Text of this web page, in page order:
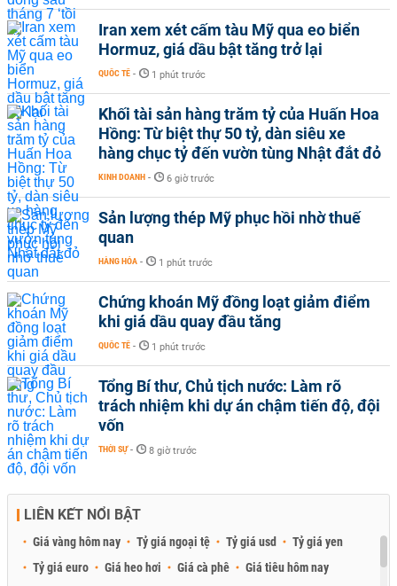
Iran xem xét cấm tàu Mỹ qua eo biển
Hormuz, giá dầu bật tăng trở lại
QUỐC TẾ - 1 phút trước
Khối tài sản hàng trăm tỷ của Huấn Hoa
Hồng: Từ biệt thự 50 tỷ, dàn siêu xe
hàng chục tỷ đến vườn tùng Nhật đắt đỏ
KINH DOANH - 6 giờ trước
Sản lượng thép Mỹ phục hồi nhờ thuế
quan
HÀNG HÓA - 1 phút trước
Chứng khoán Mỹ đồng loạt giảm điểm
khi giá dầu quay đầu tăng
QUỐC TẾ - 1 phút trước
Tổng Bí thư, Chủ tịch nước: Làm rõ
trách nhiệm khi dự án chậm tiến độ, đội
vốn
THỜI SỰ - 8 giờ trước
LIÊN KẾT NỔI BẬT
Giá vàng hôm nay Tỷ giá ngoại tệ Tỷ giá usd
Tỷ giá yen
Tỷ giá euro
Giá heo hơi Giá cà phê Giá tiêu hôm nay